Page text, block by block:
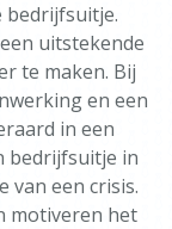
bedrijfsuitje.
uitstekende
te maken. Bij
en een
in een
bedrijfsuitje in
van een crisis.
motiveren het